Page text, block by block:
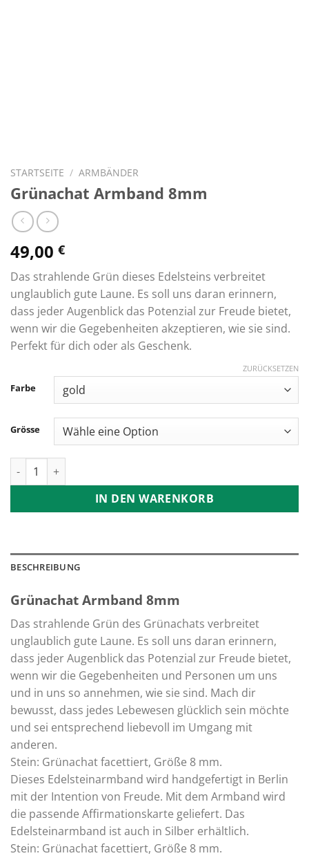
STARTSEITE / ARMBÄNDER
Grünachat Armband 8mm
49,00 €
Das strahlende Grün dieses Edelsteins verbreitet
unglaublich gute Laune. Es soll uns daran erinnern,
dass jeder Augenblick das Potenzial zur Freude bietet,
wenn wir die Gegebenheiten akzeptieren, wie sie sind.
Perfekt für dich oder als Geschenk.
Farbe
Grösse
ZURÜCKSETZEN
Grünachat Armband 8mm Menge
IN DEN WARENKORB
BESCHREIBUNG
Grünachat Armband 8mm
Das strahlende Grün des Grünachats verbreitet
unglaublich gute Laune. Es soll uns daran erinnern,
dass jeder Augenblick das Potenzial zur Freude bietet,
wenn wir die Gegebenheiten und Personen um uns
und in uns so annehmen, wie sie sind. Mach dir
bewusst, dass jedes Lebewesen glücklich sein möchte
und sei entsprechend liebevoll im Umgang mit
anderen.
Stein: Grünachat facettiert, Größe 8 mm.
Dieses Edelsteinarmband wird handgefertigt in Berlin
mit der Intention von Freude. Mit dem Armband wird
die passende Affirmationskarte geliefert. Das
Edelsteinarmband ist auch in Silber erhältlich.
Stein: Grünachat facettiert, Größe 8 mm.